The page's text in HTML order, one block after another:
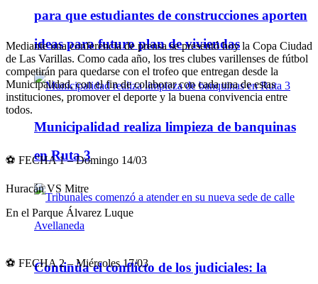
para que estudiantes de construcciones aporten
ideas para futuro plan de viviendas
Municipalidad realiza limpieza de banquinas
en Ruta 3
Continúa el conflicto de los judiciales: la
Mediante una conferencia de prensa se presentó hoy la Copa Ciudad
de Las Varillas. Como cada año, los tres clubes varillenses de fútbol
competirán para quedarse con el trofeo que entregan desde la
Municipalidad, con el fin de colaborar con cada una de estas
instituciones, promover el deporte y la buena convivencia entre
todos.
⚽ FECHA 1 – Domingo 14/03
Huracán VS Mitre
En el Parque Álvarez Luque
⚽ FECHA 2 – Miércoles 17/03